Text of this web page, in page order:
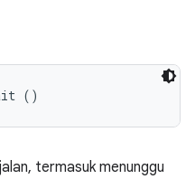
()
termasuk menunggu